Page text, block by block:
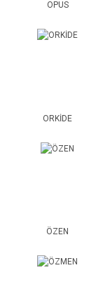
OPUS
ORKİDE
ÖZEN